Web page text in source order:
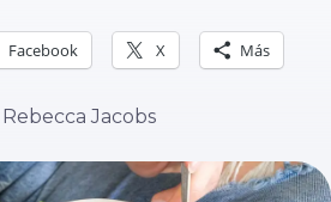
Facebook X Más
Rebecca Jacobs